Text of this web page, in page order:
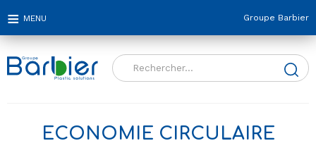
Groupe Barbier
Rechercher :
ECONOMIE CIRCULAIRE